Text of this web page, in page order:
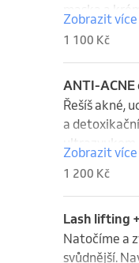
maska a
Dopřejte si
Zobrazit více
1 100 Kč
ANTI-
Řešíš akné,
a
Výsledek?
Zobrazit více
1 200 Kč
Lash lifting
Natočíme a
svůdnější.